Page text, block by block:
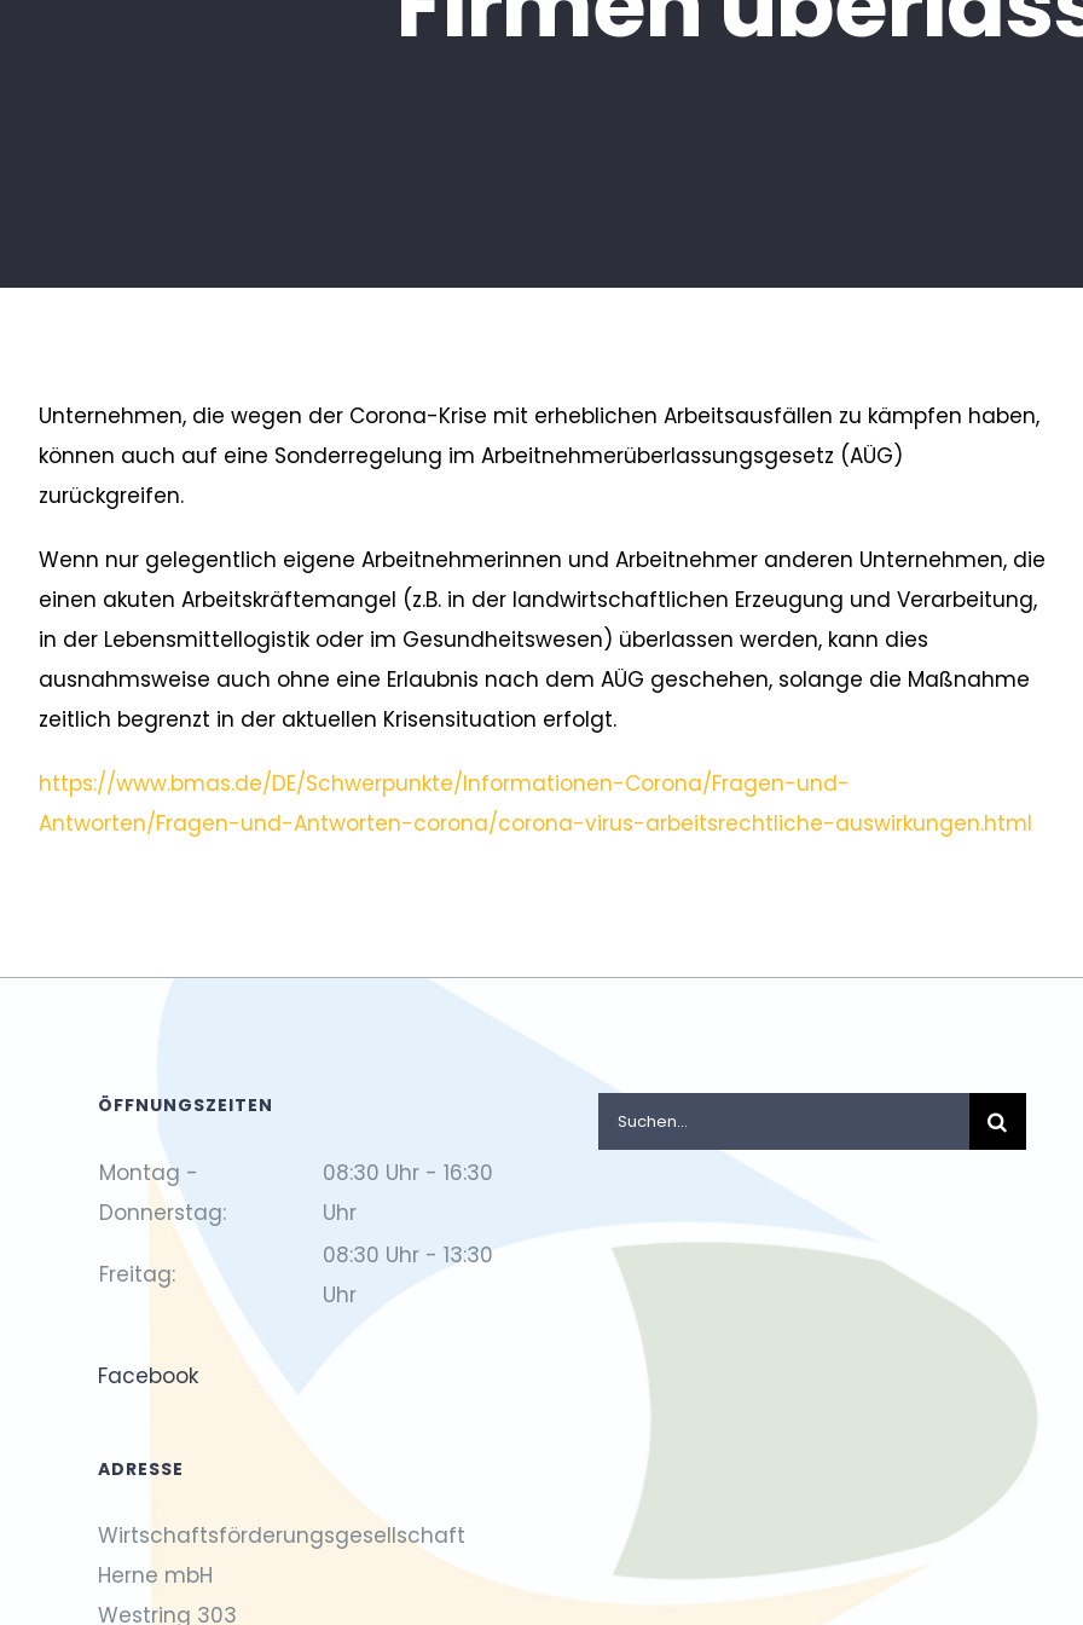
Unternehmen, die wegen der Corona-Krise mit erheblichen Arbeitsausfällen zu kämpfen haben,
können auch auf eine Sonderregelung im Arbeitnehmerüberlassungsgesetz (AÜG)
zurückgreifen.
Wenn nur gelegentlich eigene Arbeitnehmerinnen und Arbeitnehmer anderen Unternehmen, die
einen akuten Arbeitskräftemangel (z.B. in der landwirtschaftlichen Erzeugung und Verarbeitung,
in der Lebensmittellogistik oder im Gesundheitswesen) überlassen werden, kann dies
ausnahmsweise auch ohne eine Erlaubnis nach dem AÜG geschehen, solange die Maßnahme
zeitlich begrenzt in der aktuellen Krisensituation erfolgt.
https://www.bmas.de/DE/Schwerpunkte/Informationen-Corona/Fragen-und-
Antworten/Fragen-und-Antworten-corona/corona-virus-arbeitsrechtliche-auswirkungen.html
ÖFFNUNGSZEITEN
Montag -
Donnerstag:
08:30 Uhr - 16:30
Uhr
Freitag:
08:30 Uhr - 13:30
Uhr
Facebook
ADRESSE
Wirtschaftsförderungsgesellschaft
Herne mbH
Westring 303
Suche
nach: